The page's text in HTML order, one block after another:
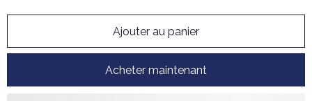
Ajouter au panier
Acheter maintenant